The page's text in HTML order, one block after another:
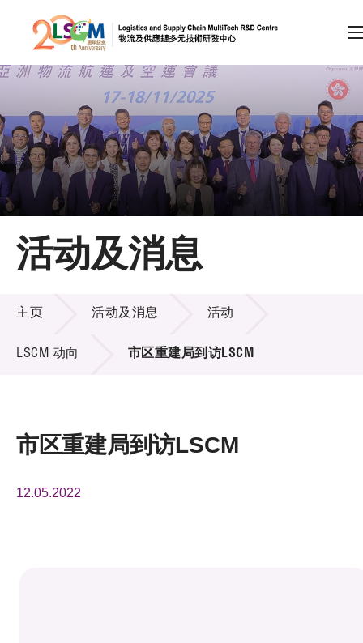
跳到内容（按回车键）
会员登录
A A EN 繁 简
主页
关于LSCM
技术商品化
项目及资助计划
活动及消息
活动及消息
活动及消息
主页 活动及消息 活动
LSCM 动向 市区重建局到访LSCM
市区重建局到访LSCM
12.05.2022